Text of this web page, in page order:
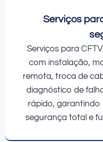
Serviços
Serviços para
com instalação,
remota, troca de
diagnóstico de
rápido, garantindo
segurança total e